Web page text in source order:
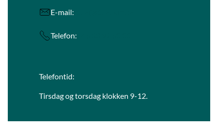
E-mail:
Telefon:
Telefontid:
Tirsdag og torsdag klokken 9-12.